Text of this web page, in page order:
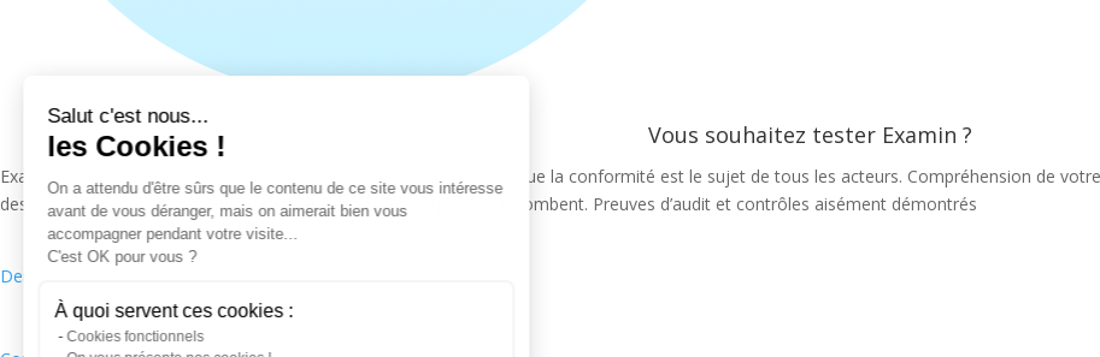
Vous souhaitez tester Examin ?
Examin s’adapte à tout type de structure parce que nous pensons que la conformité est le sujet de tous les acteurs. Compréhension de
des points de contrôle relatifs aux exigences juridiques qui vous incombent. Preuves d’audit et contrôles aisément démontrés
Demander une démo
Salut c'est nous...
les Cookies !
On a attendu d'être sûrs que le contenu de ce site vous intéresse
avant de vous déranger, mais on aimerait bien vous
accompagner pendant votre visite...
C'est OK pour vous ?
À quoi servent ces cookies :
Cookies fonctionnels